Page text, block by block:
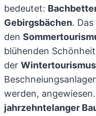
bedeutet:
Gebirgsbächen.
den
blühenden
der Wintertourismus
werden,
jahrzehntelanger